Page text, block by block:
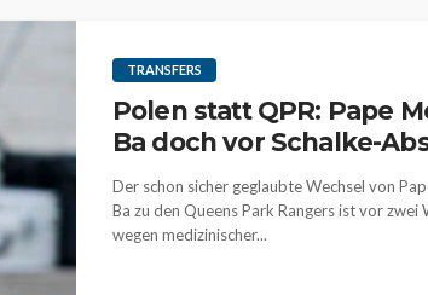
TRANSFERS
Polen statt QPR: Pape
Ba doch vor Schalke-
Der schon sicher geglaubte Wechsel von
Ba zu den Queens Park Rangers ist vor zwei
wegen medizinischer...